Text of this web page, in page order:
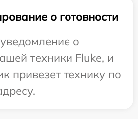
о готовности
о
техники Fluke, и
привезет технику по